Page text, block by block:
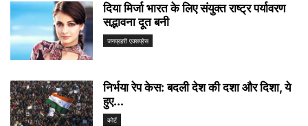
दिया मिर्जा भारत के लिए संयुक्त राष्ट्र पर्यावरण
सद्भावना दूत बनी
जनप्रहरी एक्सप्रेस
निर्भया रेप केस: बदली देश की दशा और दिशा, ये
हुए...
कोर्ट